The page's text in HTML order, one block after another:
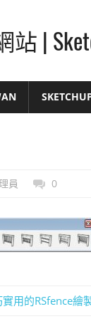
站 |
員 0
用的RSfence繪